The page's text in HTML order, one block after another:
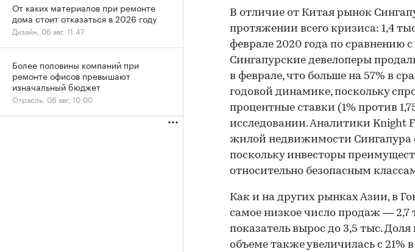
В отличие от Китая рынок
протяжении всего кризиса: 1,4
феврале 2020 года по сравнению с
Сингапурские девелоперы
в феврале, что больше на 57% в
годовой динамике, поскольку
процентные ставки (1% против
исследовании. Аналитики Knight
жилой недвижимости Сингапура
поскольку инвесторы
относительно безопасным
Как и на других рынках Азии, в
самое низкое число продаж — 2,7
показатель вырос до 3,5 тыс.
объеме также увеличилась с 21%
От каких материалов при ремонте
дома стоит отказаться в 2026 году
Дизайн, 06 авг, 11:47
Более половины компаний при
ремонте офисов превышают
изначальный бюджет
Отрасль, 06 авг, 10:00